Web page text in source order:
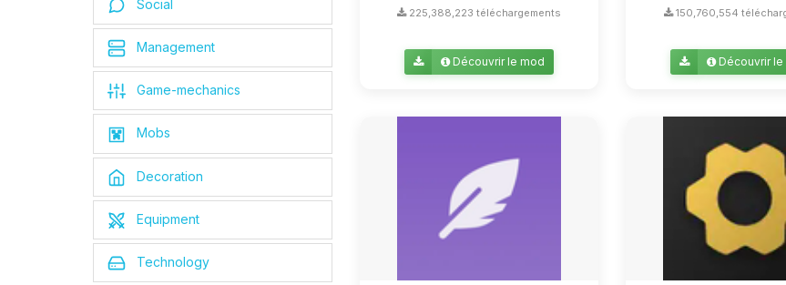
Social
Management
Game-mechanics
Mobs
Decoration
Equipment
Technology
225,388,223 téléchargements
Découvrir le mod
150,760,554
Découvrir le